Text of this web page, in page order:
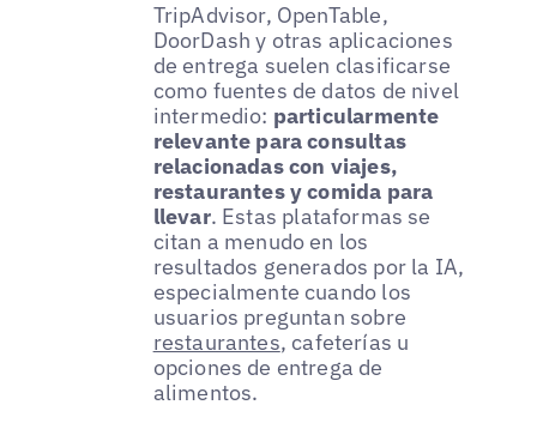
TripAdvisor, OpenTable,
DoorDash y otras aplicaciones
de entrega suelen clasificarse
como fuentes de datos de nivel
intermedio: particularmente
relevante para consultas
relacionadas con viajes,
restaurantes y comida para
llevar. Estas plataformas se
citan a menudo en los
resultados generados por la IA,
especialmente cuando los
usuarios preguntan sobre
restaurantes, cafeterías u
opciones de entrega de
alimentos.